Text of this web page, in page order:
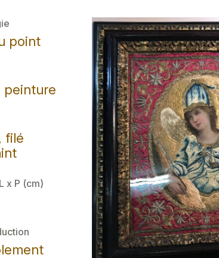
point
peinture
filé
x P (cm)